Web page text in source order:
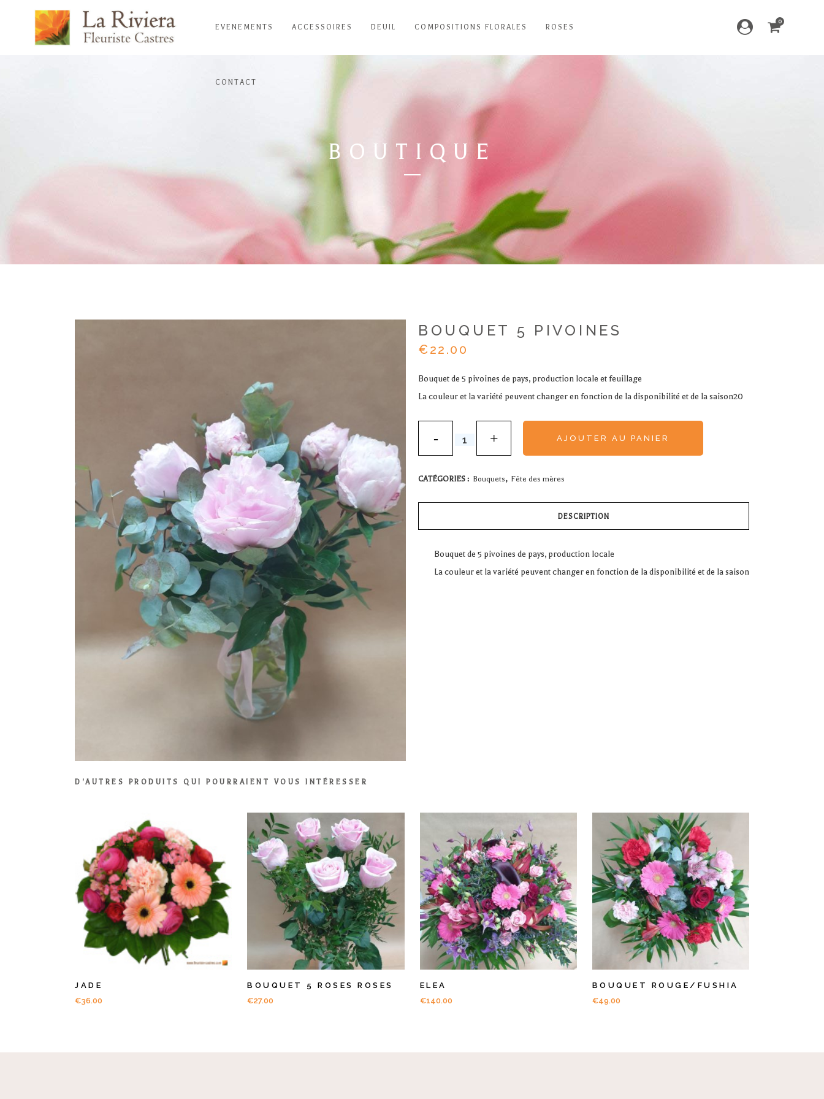
0
EVENEMENTS ACCESSOIRES DEUIL COMPOSITIONS FLORALES ROSES
CONTACT
BOUTIQUE
BOUQUET 5 PIVOINES
€ 22.00
Bouquet de 5 pivoines de pays, production locale et feuillage
La couleur et la variété peuvent changer en fonction de la disponibilité et de la saison20
5
pivoines
AJOUTER AU PANIER
CATÉGORIES : Bouquets, Fête des mères
DESCRIPTION
Bouquet de 5 pivoines de pays, production locale
La couleur et la variété peuvent changer en fonction de la disponibilité et de la saison
D'AUTRES PRODUITS QUI POURRAIENT VOUS INTÉRESSER
JADE
€36.00
BOUQUET 5 ROSES ROSES
€27.00
ELEA
€140.00
BOUQUET ROUGE/FUSHIA
€49.00